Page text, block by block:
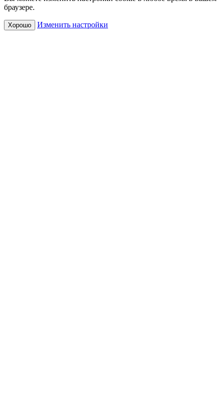
браузере.
Хорошо Изменить настройки